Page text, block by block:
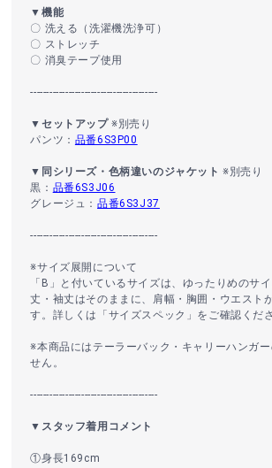
▼機能
〇 洗える（洗濯機洗浄可）
〇 ストレッチ
〇 消臭テープ使用
----------------------------------------
▼セットアップ※別売り
パンツ： 品番6S3P00
▼同シリーズ・色柄違いのジャケット ※別売り
黒： 品番6S3J06
グレージュ：品番6S3J37
----------------------------------------
※サイズ展開について
「B」と付いているサイズは、ゆったりめのサ
丈・袖丈はそのままに、肩幅・胸囲・ウエスト
す。詳しくは「サイズスペック」をご確認くださ
※本商品にはテーラーバック・キャリーハンガ
せん。
----------------------------------------
▼スタッフ着用コメント
①身長169cm